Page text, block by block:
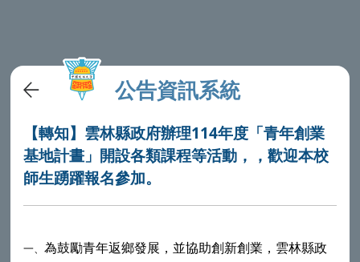
公告資訊系統
【轉知】雲林縣政府辦理114年度「青年創業
基地計晝」開設各類課程等活動，，歡迎本校
師生踴躍報名參加。
一、為鼓勵青年返鄉發展，並協助創新創業，雲林縣政